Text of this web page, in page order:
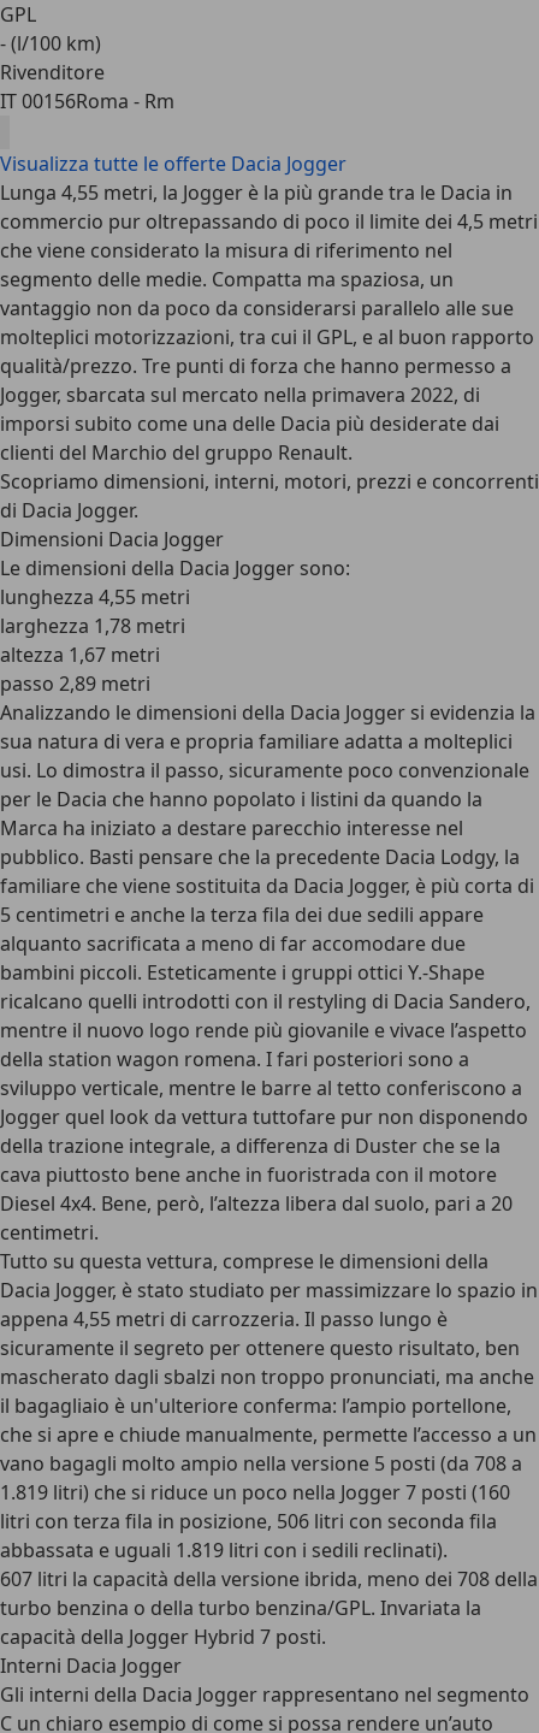
GPL
- (l/100 km)
Rivenditore
IT 00156Roma - Rm
Visualizza tutte le offerte Dacia Jogger
Lunga 4,55 metri, la Jogger è la più grande tra le Dacia in
commercio pur oltrepassando di poco il limite dei 4,5 metri
che viene considerato la misura di riferimento nel
segmento delle medie. Compatta ma spaziosa, un
vantaggio non da poco da considerarsi parallelo alle sue
molteplici motorizzazioni, tra cui il GPL, e al buon rapporto
qualità/prezzo. Tre punti di forza che hanno permesso a
Jogger, sbarcata sul mercato nella primavera 2022, di
imporsi subito come una delle Dacia più desiderate dai
clienti del Marchio del gruppo Renault.
Scopriamo dimensioni, interni, motori, prezzi e concorrenti
di Dacia Jogger.
Dimensioni Dacia Jogger
Le dimensioni della Dacia Jogger sono:
lunghezza 4,55 metri
larghezza 1,78 metri
altezza 1,67 metri
passo 2,89 metri
Analizzando le dimensioni della Dacia Jogger si evidenzia la
sua natura di vera e propria familiare adatta a molteplici
usi. Lo dimostra il passo, sicuramente poco convenzionale
per le Dacia che hanno popolato i listini da quando la
Marca ha iniziato a destare parecchio interesse nel
pubblico. Basti pensare che la precedente Dacia Lodgy, la
familiare che viene sostituita da Dacia Jogger, è più corta di
5 centimetri e anche la terza fila dei due sedili appare
alquanto sacrificata a meno di far accomodare due
bambini piccoli. Esteticamente i gruppi ottici Y.-Shape
ricalcano quelli introdotti con il restyling di Dacia Sandero,
mentre il nuovo logo rende più giovanile e vivace l’aspetto
della station wagon romena. I fari posteriori sono a
sviluppo verticale, mentre le barre al tetto conferiscono a
Jogger quel look da vettura tuttofare pur non disponendo
della trazione integrale, a differenza di Duster che se la
cava piuttosto bene anche in fuoristrada con il motore
Diesel 4x4. Bene, però, l’altezza libera dal suolo, pari a 20
centimetri.
Tutto su questa vettura, comprese le dimensioni della
Dacia Jogger, è stato studiato per massimizzare lo spazio in
appena 4,55 metri di carrozzeria. Il passo lungo è
sicuramente il segreto per ottenere questo risultato, ben
mascherato dagli sbalzi non troppo pronunciati, ma anche
il bagagliaio è un'ulteriore conferma: l’ampio portellone,
che si apre e chiude manualmente, permette l’accesso a un
vano bagagli molto ampio nella versione 5 posti (da 708 a
1.819 litri) che si riduce un poco nella Jogger 7 posti (160
litri con terza fila in posizione, 506 litri con seconda fila
abbassata e uguali 1.819 litri con i sedili reclinati).
607 litri la capacità della versione ibrida, meno dei 708 della
turbo benzina o della turbo benzina/GPL. Invariata la
capacità della Jogger Hybrid 7 posti.
Interni Dacia Jogger
Gli interni della Dacia Jogger rappresentano nel segmento
C un chiaro esempio di come si possa rendere un’auto